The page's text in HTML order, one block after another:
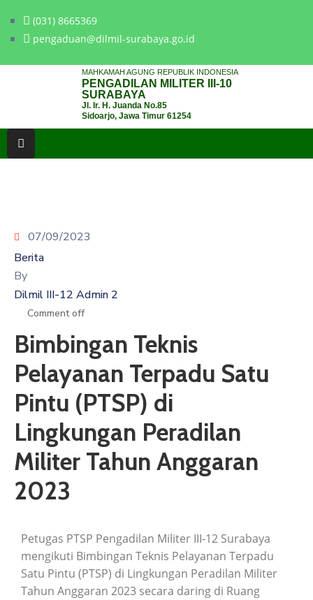
(031) 8665369
pengaduan@dilmil-surabaya.go.id
MAHKAMAH AGUNG REPUBLIK INDONESIA
PENGADILAN MILITER III-10
SURABAYA
Jl. Ir. H. Juanda No.85
Sidoarjo, Jawa Timur 61254
LAYANAN
HUKUM
PPID
KINERJA
RB
GALERI
HUBUNGI
07/09/2023
Berita
By
Dilmil III-12 Admin 2
Comment off
Bimbingan Teknis
Pelayanan Terpadu Satu
Pintu (PTSP) di
Lingkungan Peradilan
Militer Tahun Anggaran
2023
Petugas PTSP Pengadilan Militer III-12 Surabaya
mengikuti Bimbingan Teknis Pelayanan Terpadu
Satu Pintu (PTSP) di Lingkungan Peradilan Militer
Tahun Anggaran 2023 secara daring di Ruang